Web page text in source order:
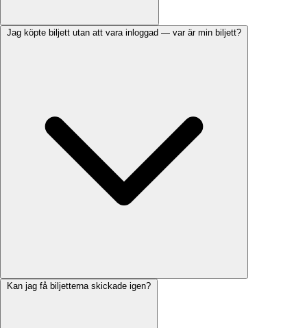
Jag köpte biljett utan att vara inloggad — var är min biljett?
Kan jag få biljetterna skickade igen?